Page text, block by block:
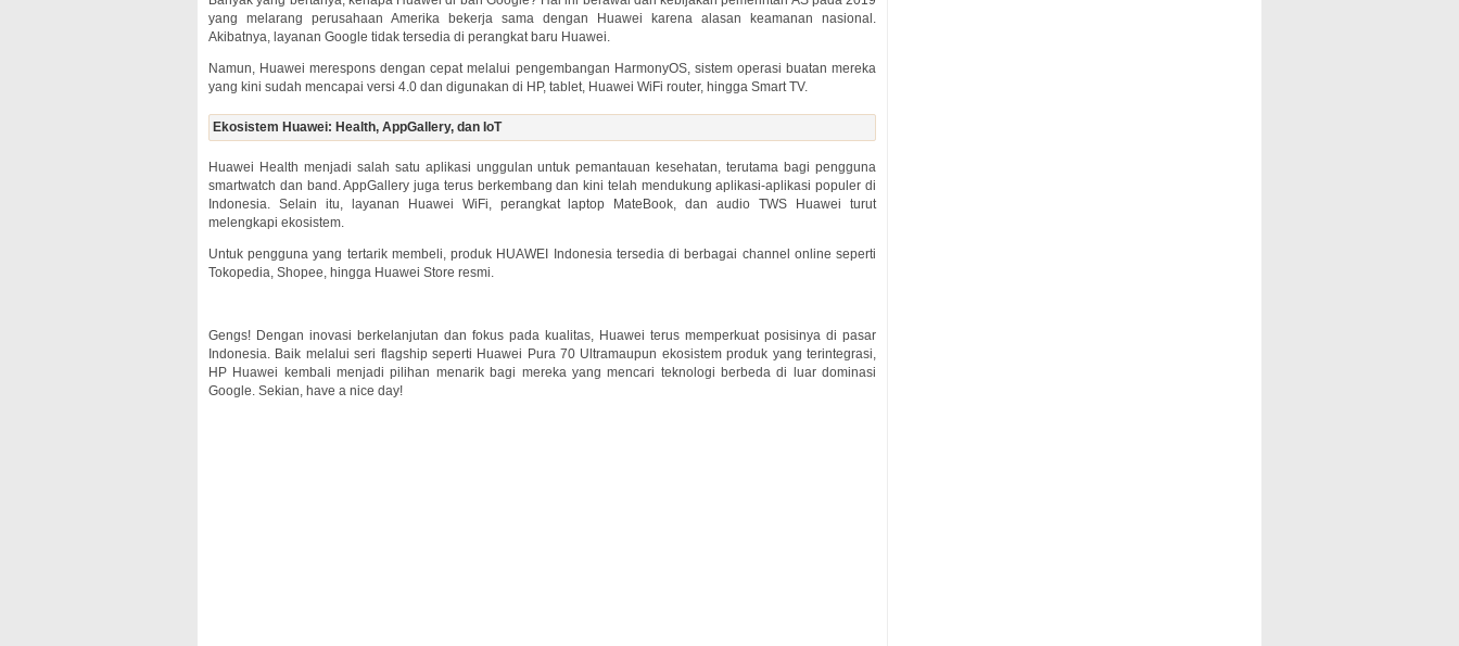
yang melarang perusahaan Amerika bekerja sama dengan Huawei karena alasan keamanan nasional.
Akibatnya, layanan Google tidak tersedia di perangkat baru Huawei.
Namun, Huawei merespons dengan cepat melalui pengembangan HarmonyOS, sistem operasi buatan mereka
yang kini sudah mencapai versi 4.0 dan digunakan di HP, tablet, Huawei WiFi router, hingga Smart TV.
Ekosistem Huawei: Health, AppGallery, dan IoT
Huawei Health menjadi salah satu aplikasi unggulan untuk pemantauan kesehatan, terutama bagi pengguna
smartwatch dan band. AppGallery juga terus berkembang dan kini telah mendukung aplikasi-aplikasi populer di
Indonesia. Selain itu, layanan Huawei WiFi, perangkat laptop MateBook, dan audio TWS Huawei turut
melengkapi ekosistem.
Untuk pengguna yang tertarik membeli, produk HUAWEI Indonesia tersedia di berbagai channel online seperti
Tokopedia, Shopee, hingga Huawei Store resmi.
Gengs! Dengan inovasi berkelanjutan dan fokus pada kualitas, Huawei terus memperkuat posisinya di pasar
Indonesia. Baik melalui seri flagship seperti Huawei Pura 70 Ultramaupun ekosistem produk yang terintegrasi,
HP Huawei kembali menjadi pilihan menarik bagi mereka yang mencari teknologi berbeda di luar dominasi
Google. Sekian, have a nice day!